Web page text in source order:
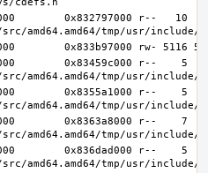
0x832797000 r--   10
0x83459c000 r--    5
0x8355a1000 r--    5
0x8363a8000 r--    7
0x836dad000 r--    5